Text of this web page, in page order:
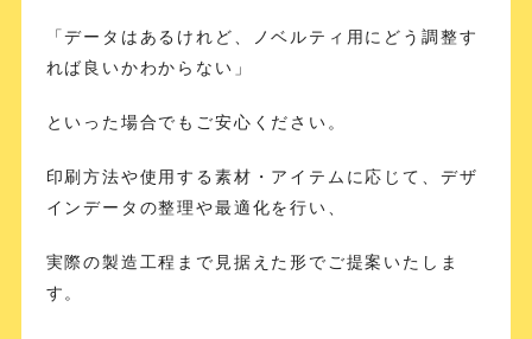
「データはあるけれど、ノベルティ用にどう調整す
れば良いかわからない」
といった場合でもご安心ください。
印刷方法や使用する素材・アイテムに応じて、デザ
インデータの整理や最適化を行い、
実際の製造工程まで見据えた形でご提案いたしま
す。